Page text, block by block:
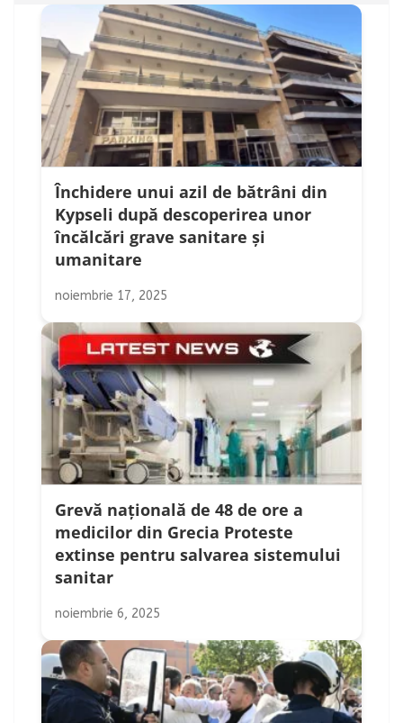
Închidere unui azil de bătrâni din
Kypseli după descoperirea unor
încălcări grave sanitare și
umanitare
noiembrie 17, 2025
Grevă națională de 48 de ore a
medicilor din Grecia Proteste
extinse pentru salvarea sistemului
sanitar
noiembrie 6, 2025